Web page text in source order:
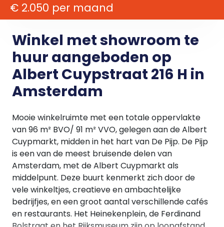
€ 2.050 per maand
Winkel met showroom te
huur aangeboden op
Albert Cuypstraat 216 H in
Amsterdam
Mooie winkelruimte met een totale oppervlakte
van 96 m² BVO/ 91 m² VVO, gelegen aan de Albert
Cuypmarkt, midden in het hart van De Pijp. De Pijp
is een van de meest bruisende delen van
Amsterdam, met de Albert Cuypmarkt als
middelpunt. Deze buurt kenmerkt zich door de
vele winkeltjes, creatieve en ambachtelijke
bedrijfjes, en een groot aantal verschillende cafés
en restaurants. Het Heinekenplein, de Ferdinand